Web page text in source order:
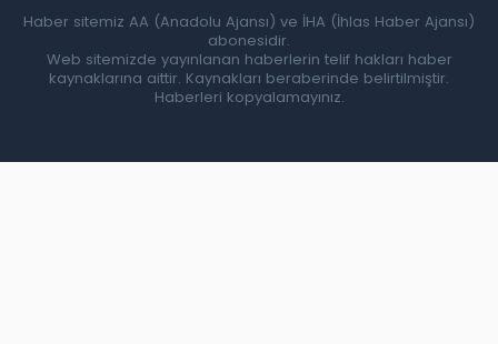
Haber sitemiz AA (Anadolu Ajansı) ve İHA (İhlas Haber Ajansı)
abonesidir.
Web sitemizde yayınlanan haberlerin telif hakları haber
kaynaklarına aittir. Kaynakları beraberinde belirtilmiştir.
Haberleri kopyalamayınız.